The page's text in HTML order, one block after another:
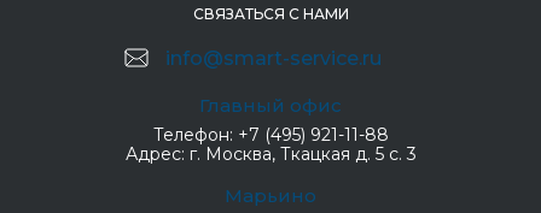
СВЯЗАТЬСЯ С НАМИ
info@smart-service.ru
Главный офис
Телефон: +7 (495) 921-11-88
Адрес: г. Москва, Ткацкая д. 5 с. 3
Марьино